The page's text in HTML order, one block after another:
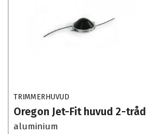
TRIMMERHUVUD
Oregon Jet-Fit huvud 2-tråd
aluminium